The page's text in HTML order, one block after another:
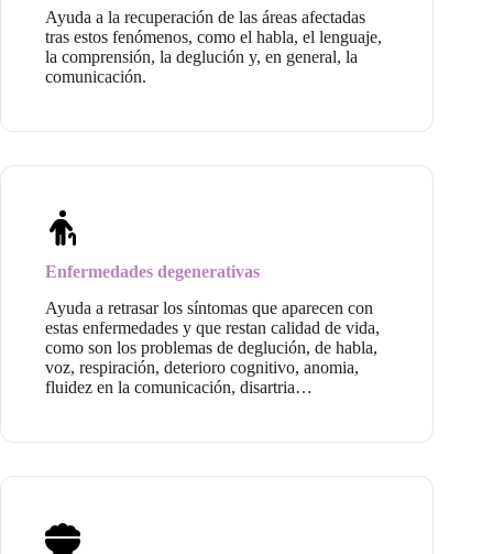
Ayuda a la recuperación de las áreas afectadas
tras estos fenómenos, como el habla, el lenguaje,
la comprensión, la deglución y, en general, la
comunicación.
Enfermedades degenerativas
Ayuda a retrasar los síntomas que aparecen con
estas enfermedades y que restan calidad de vida,
como son los problemas de deglución, de habla,
voz, respiración, deterioro cognitivo, anomia,
fluidez en la comunicación, disartria…